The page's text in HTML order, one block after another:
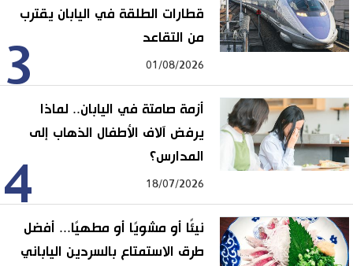
3
قطارات الطلقة في اليابان يقترب
من التقاعد
01/08/2026
4
أزمة صامتة في اليابان.. لماذا
يرفض آلاف الأطفال الذهاب إلى
المدارس؟
18/07/2026
نيئًا أو مشويًا أو مطهيًا... أفضل
طرق الاستمتاع بالسردين الياباني